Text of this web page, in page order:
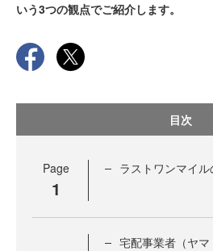
いう3つの観点でご紹介します。
目次
Page
1
ラストワンマイル
宅配事業者（ヤ